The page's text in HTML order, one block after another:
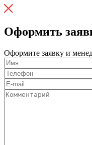
Оформить
Оформите заявку и